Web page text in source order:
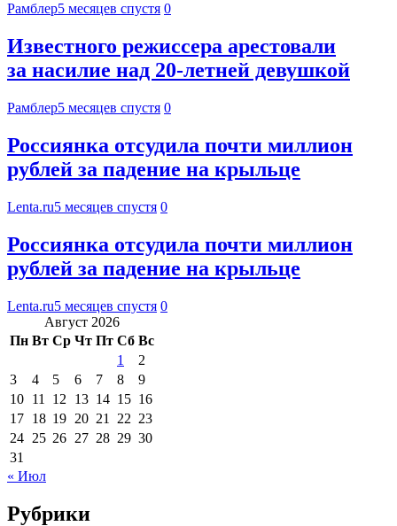
Рамблер5 месяцев спустя 0
Известного режиссера арестовали
за насилие над 20-летней девушкой
Рамблер5 месяцев спустя 0
Россиянка отсудила почти миллион
рублей за падение на крыльце
Lenta.ru5 месяцев спустя 0
Россиянка отсудила почти миллион
рублей за падение на крыльце
Lenta.ru5 месяцев спустя 0
Август 2026
Пн Вт Ср Чт Пт Сб Вс
1
2
3
4 5 6 7 8
9
10 11 12 13 14 15 16
17 18 19 20 21 22 23
24 25 26 27 28 29 30
31
« Июл
Рубрики